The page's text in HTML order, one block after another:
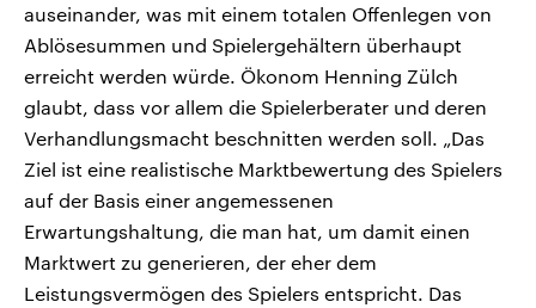
auseinander, was mit einem totalen Offenlegen von
Ablösesummen und Spielergehältern überhaupt
erreicht werden würde. Ökonom Henning Zülch
glaubt, dass vor allem die Spielerberater und deren
Verhandlungsmacht beschnitten werden soll. „Das
Ziel ist eine realistische Marktbewertung des Spielers
auf der Basis einer angemessenen
Erwartungshaltung, die man hat, um damit einen
Marktwert zu generieren, der eher dem
Leistungsvermögen des Spielers entspricht. Das